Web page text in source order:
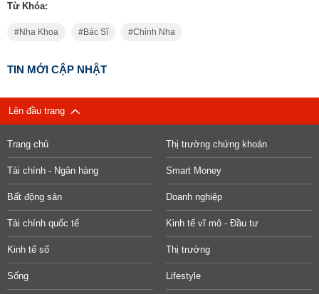
Từ Khóa:
Nha Khoa Bác Sĩ Chỉnh Nha
TIN MỚI CẬP NHẬT
Lên đầu trang
Trang chủ Thị trường chứng khoán
Tài chính - Ngân hàng Smart Money
Bất động sản Doanh nghiệp
Tài chính quốc tế Kinh tế vĩ mô - Đầu tư
Kinh tế số Thị trường
Sống Lifestyle